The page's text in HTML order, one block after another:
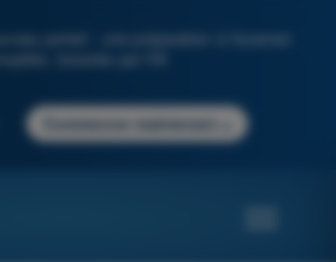
portail : une préparation à l'examen
Commencer maintenant